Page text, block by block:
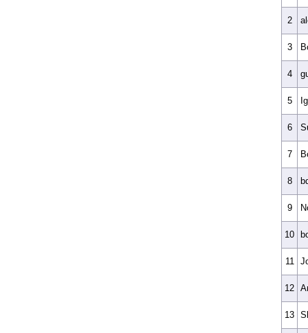
2
3
4
5
6
7
8
9
10
11
12
13